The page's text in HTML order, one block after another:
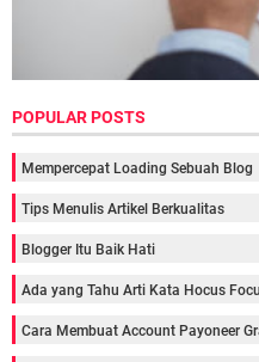
POPULAR POSTS
Mempercepat Loading Sebuah Blog
Tips Menulis Artikel Berkualitas
Blogger Itu Baik Hati
Ada yang Tahu Arti Kata Hocus
Cara Membuat Account Payoneer